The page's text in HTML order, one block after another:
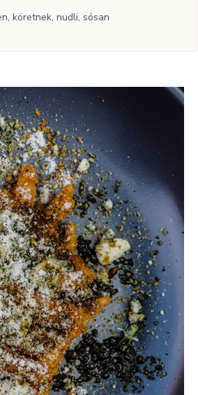
köretnek, nudli, sósan